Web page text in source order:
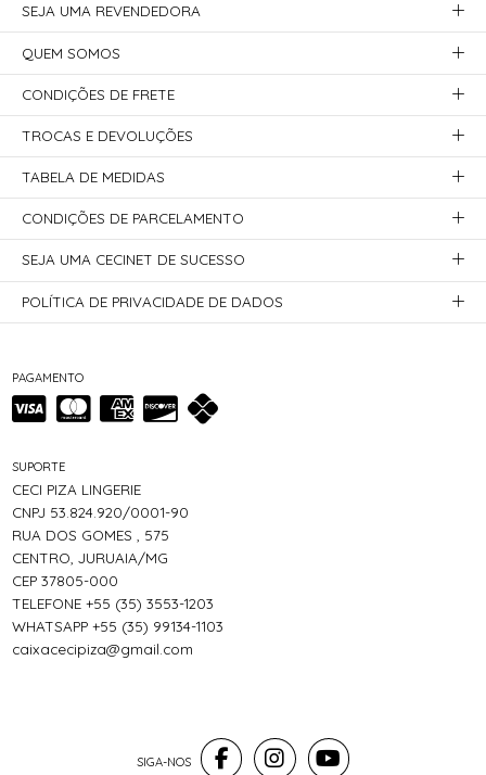
PAGAMENTO
SUPORTE
CECI PIZA LINGERIE
CNPJ 53.824.920/0001-90
RUA DOS GOMES , 575
CENTRO, JURUAIA/MG
CEP 37805-000
TELEFONE +55 (35) 3553-1203
WHATSAPP +55 (35) 99134-1103
caixacecipiza@gmail.com
SEJA UMA REVENDEDORA
QUEM SOMOS
CONDIÇÕES DE FRETE
TROCAS E DEVOLUÇÕES
TABELA DE MEDIDAS
CONDIÇÕES DE PARCELAMENTO
SEJA UMA CECINET DE SUCESSO
POLÍTICA DE PRIVACIDADE DE DADOS